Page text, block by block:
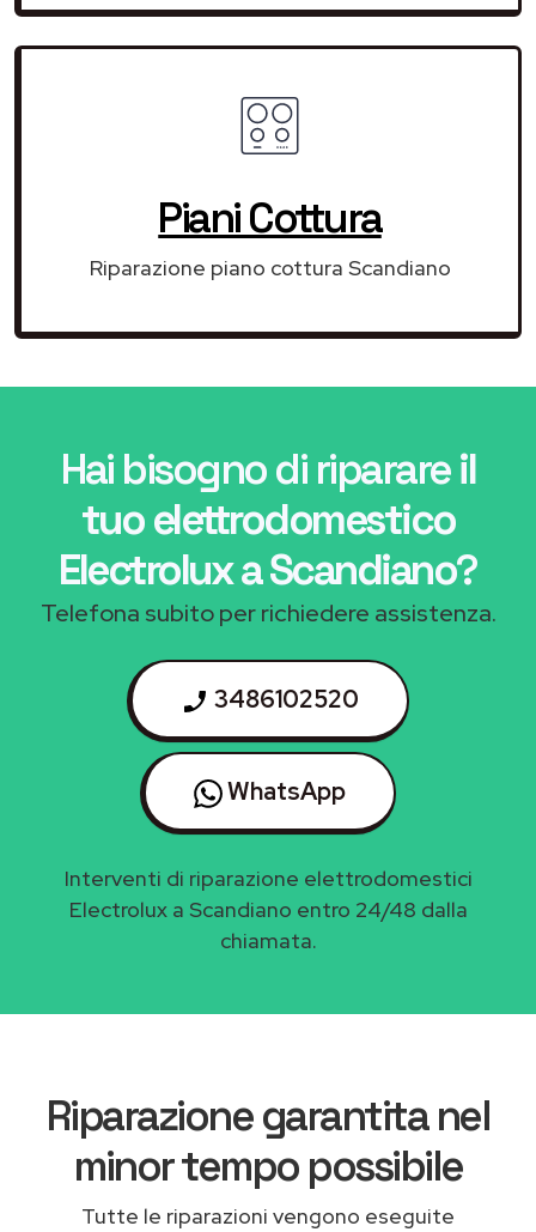
Piani Cottura
Riparazione piano cottura Scandiano
Hai bisogno di riparareil
tuo elettrodomestico
Electrolux a Scandiano?
Telefona subito per richiedere assistenza.
3486102520
WhatsApp
Interventi di riparazione elettrodomestici
Electrolux a Scandiano entro 24/48 dalla
chiamata.
Riparazione garantita nel
minor tempo possibile
Tutte le riparazioni vengono eseguite